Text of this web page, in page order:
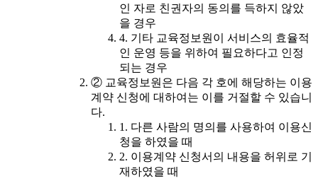
인 자로 친권자의 동의를 득하지 않았
을 경우
4. 기타 교육정보원이 서비스의 효율적
인 운영 등을 위하여 필요하다고 인정
되는 경우
② 교육정보원은 다음 각 호에 해당하는 이용
계약 신청에 대하여는 이를 거절할 수 있습니
다.
1. 다른 사람의 명의를 사용하여 이용신
청을 하였을 때
2. 이용계약 신청서의 내용을 허위로 기
재하였을 때